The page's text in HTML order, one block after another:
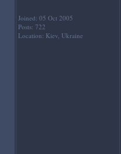
Joined: 05 Oct 2005
Posts: 722
Location: Kiev, Ukraine